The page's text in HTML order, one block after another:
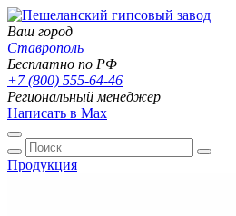
Ваш город
Ставрополь
Бесплатно по РФ
+7 (800) 555-64-46
Региональный менеджер
Написать в Max
Продукция